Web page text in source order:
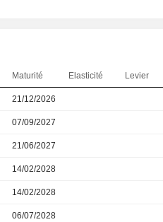
Maturité Elasticité Levier
21/12/2026
07/09/2027
21/06/2027
14/02/2028
14/02/2028
06/07/2028